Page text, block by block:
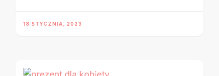
18 STYCZNIA, 2023